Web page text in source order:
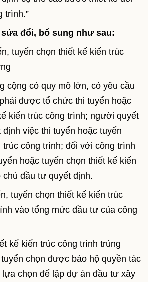
trình.”
đổi, bổ sung như sau:
tuyển chọn thiết kế kiến trúc
cộng có quy mô lớn, có yêu cầu
được tổ chức thi tuyển hoặc
kiến trúc công trình; người quyết
việc thi tuyển hoặc tuyển
trúc công trình; đối với công trình
hoặc tuyển chọn thiết kế kiến
chủ đầu tư quyết định.
tuyển chọn thiết kế kiến trúc
vào tổng mức đầu tư của công
kế kiến trúc công trình trúng
chọn được bảo hộ quyền tác
chọn để lập dự án đầu tư xây